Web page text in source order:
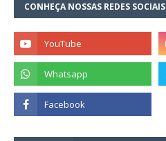
CONHEÇA NOSSAS REDES SOCIAIS